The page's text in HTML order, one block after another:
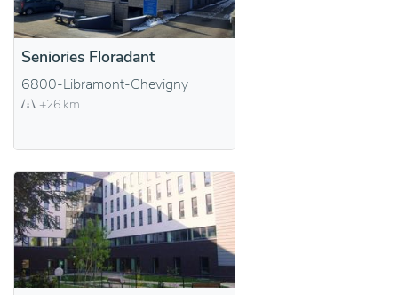
Seniories Floradant
6800-Libramont-Chevigny
+26 km